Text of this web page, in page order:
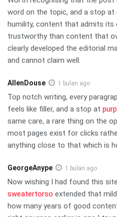
word on the topic, and a stop at
humility, content that admits its
trustworthy than content that
clearly developed the editorial
and cannot claim well.
AllenDouse 1 bulan ago
Top notch writing, every
feels like filler, and a stop at
same care, a rare thing on the
most pages exist for clicks
anything close to that which is
GeorgeAnype 1 bulan ago
Now wishing I had found this
sweatertorso extended that
how many years of good